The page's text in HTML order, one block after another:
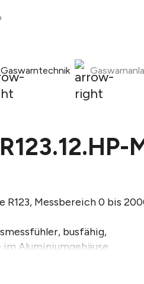
Gaswarntechnik
R123, Messbereich 0 bis
busfähig,
Aluminiumgehäuse.